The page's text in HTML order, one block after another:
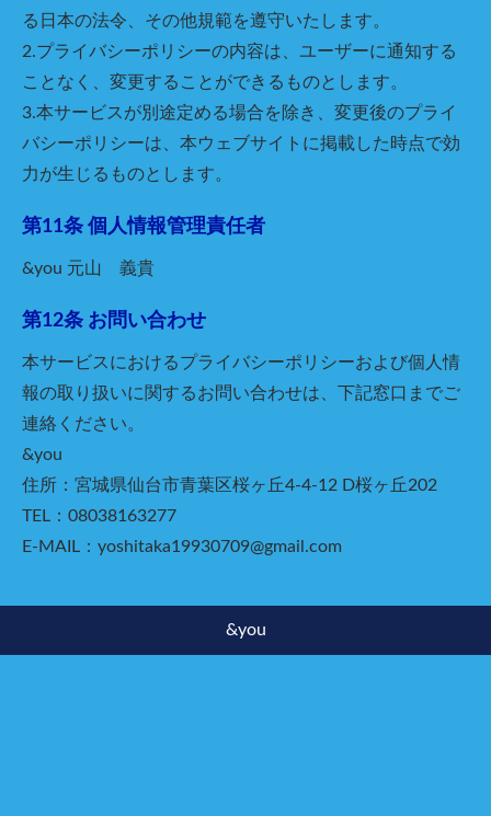
る日本の法令、その他規範を遵守いたします。
2.プライバシーポリシーの内容は、ユーザーに通知する
ことなく、変更することができるものとします。
3.本サービスが別途定める場合を除き、変更後のプライ
バシーポリシーは、本ウェブサイトに掲載した時点で効
力が生じるものとします。
第11条 個人情報管理責任者
&you 元山 義貴
第12条 お問い合わせ
本サービスにおけるプライバシーポリシーおよび個人情
報の取り扱いに関するお問い合わせは、下記窓口までご
連絡ください。
&you
住所：宮城県仙台市青葉区桜ヶ丘4-4-12 D桜ヶ丘202
TEL：08038163277
E-MAIL：yoshitaka19930709@gmail.com
&you